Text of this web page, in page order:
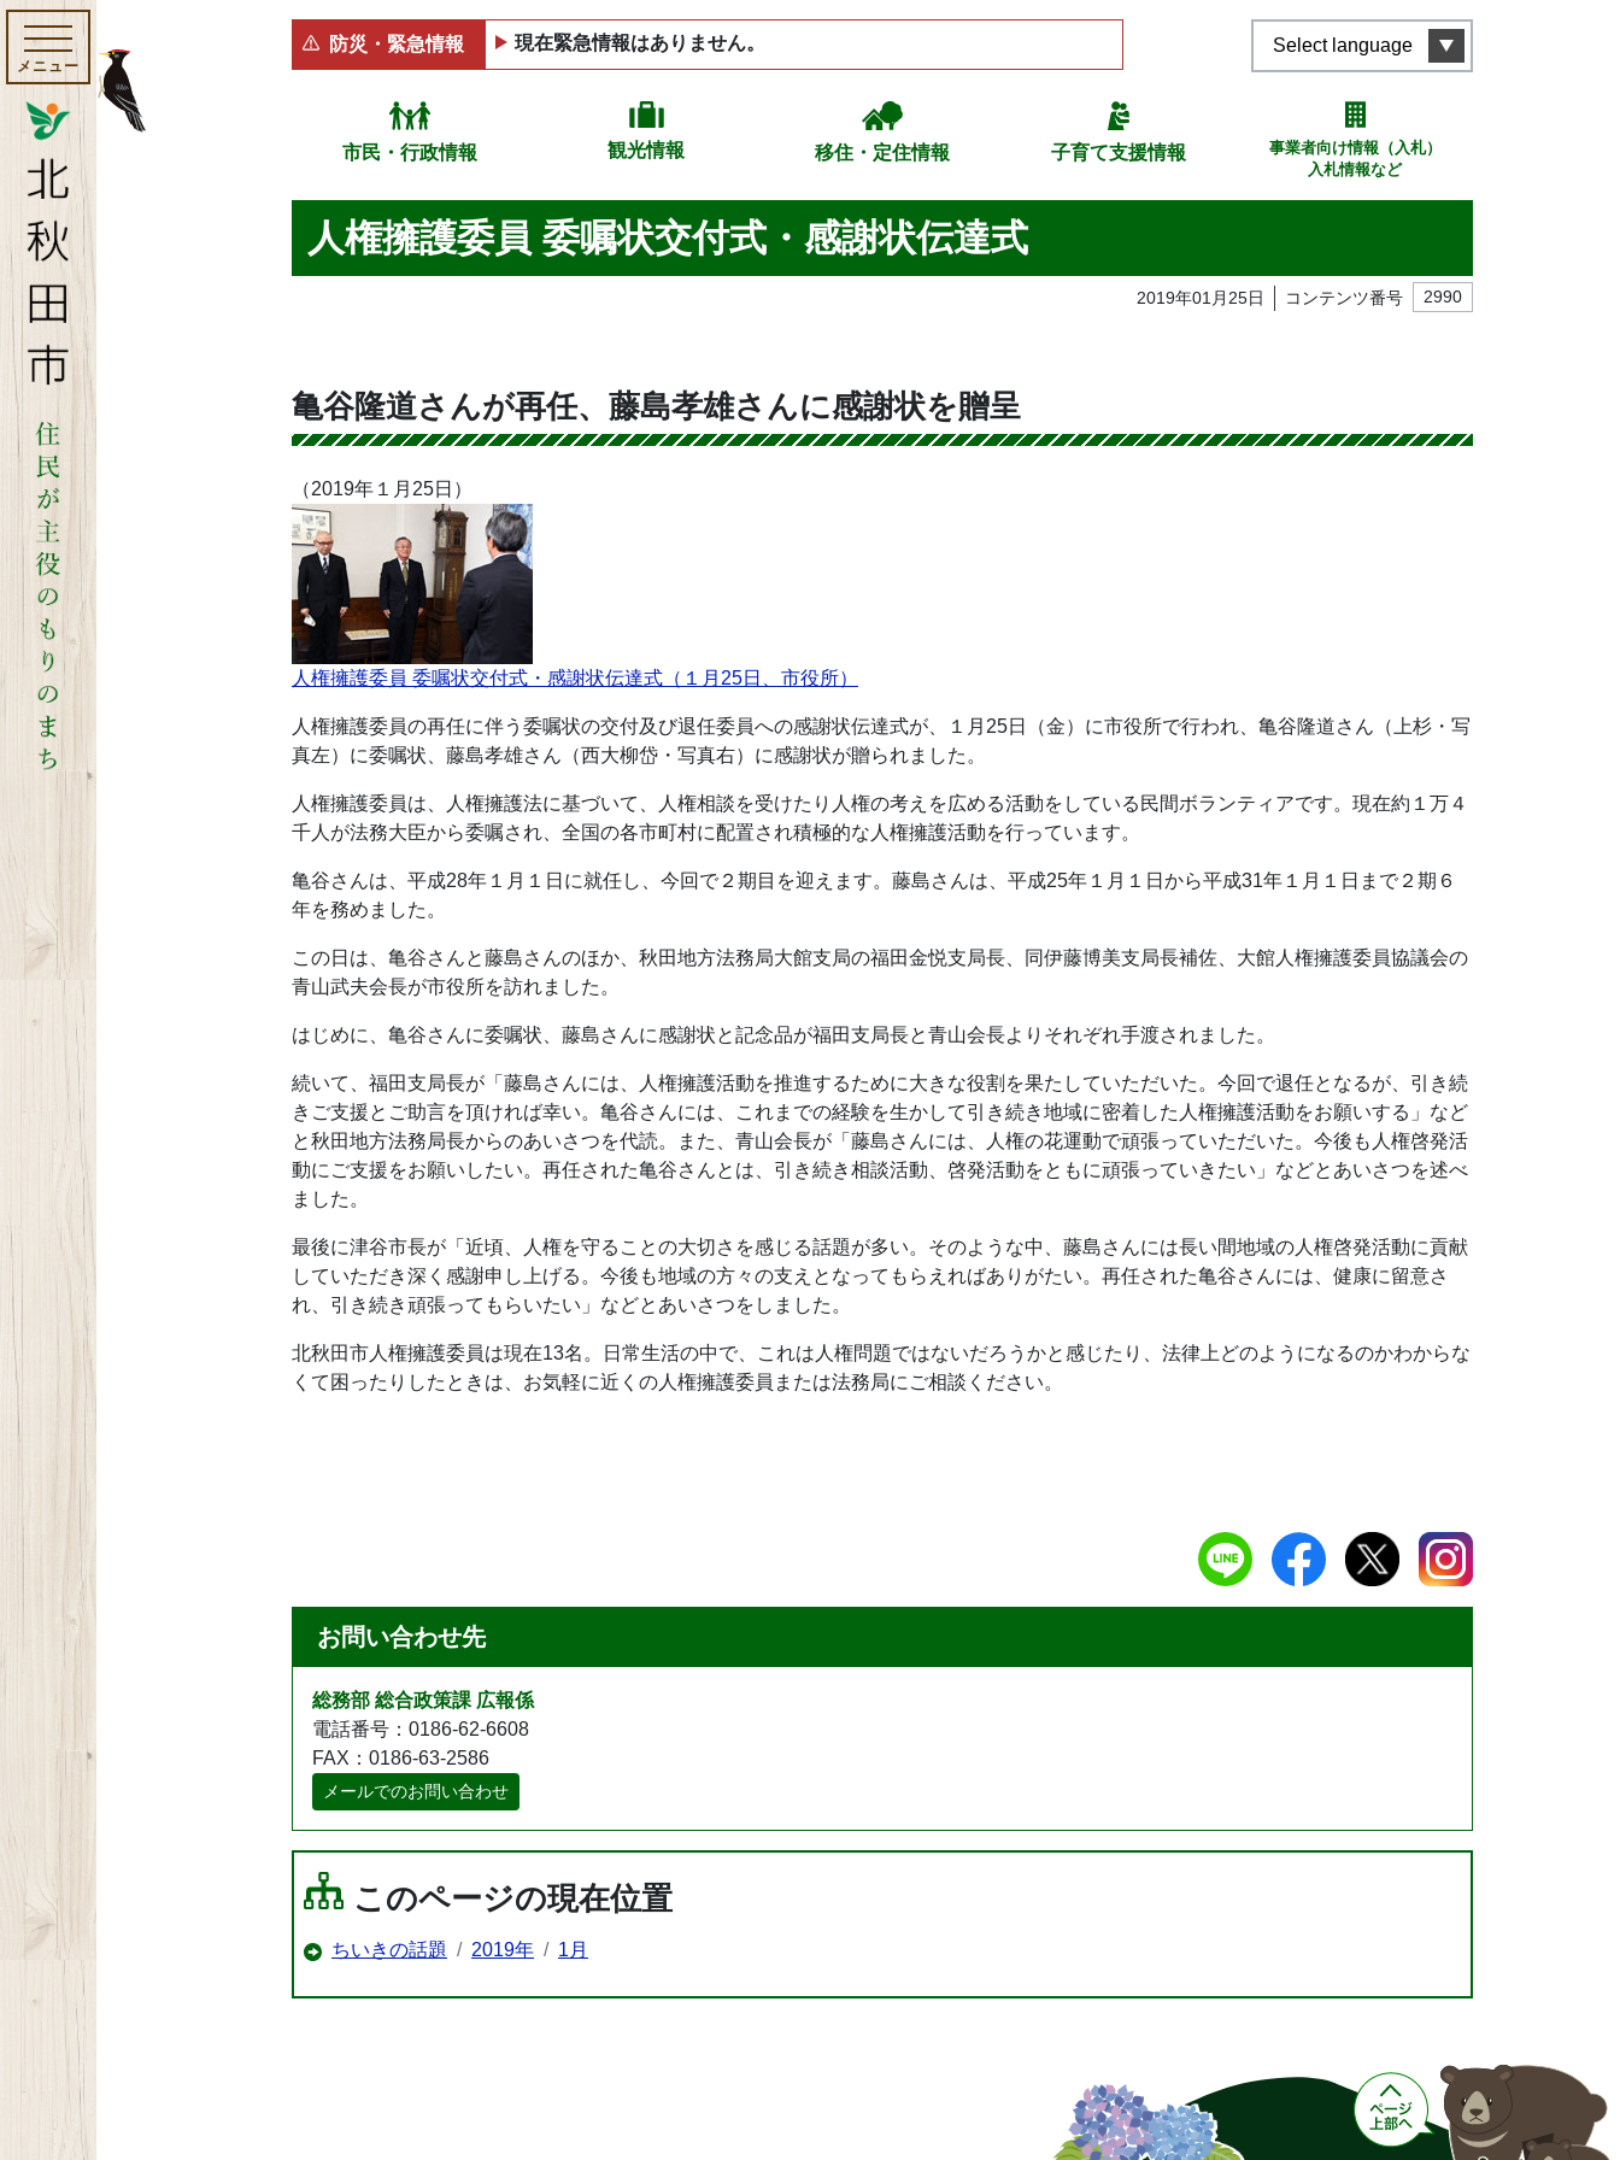
メニュー
防災・緊急情報 現在緊急情報はありません。 Select language
市民・行政情報 観光情報 移住・定住情報 子育て支援情報
事業者向け情報（入札）
入札情報など
人権擁護委員 委嘱状交付式・感謝状伝達式
2019年01月25日 コンテンツ番号 2990
亀谷隆道さんが再任、藤島孝雄さんに感謝状を贈呈
（2019年１月25日）
人権擁護委員 委嘱状交付式・感謝状伝達式（１月25日、市役所）
人権擁護委員の再任に伴う委嘱状の交付及び退任委員への感謝状伝達式が、１月25日（金）に市役所で行われ、亀谷隆道さん（上杉・写
真左）に委嘱状、藤島孝雄さん（西大柳岱・写真右）に感謝状が贈られました。
人権擁護委員は、人権擁護法に基づいて、人権相談を受けたり人権の考えを広める活動をしている民間ボランティアです。現在約１万４
千人が法務大臣から委嘱され、全国の各市町村に配置され積極的な人権擁護活動を行っています。
亀谷さんは、平成28年１月１日に就任し、今回で２期目を迎えます。藤島さんは、平成25年１月１日から平成31年１月１日まで２期６
年を務めました。
この日は、亀谷さんと藤島さんのほか、秋田地方法務局大館支局の福田金悦支局長、同伊藤博美支局長補佐、大館人権擁護委員協議会の
青山武夫会長が市役所を訪れました。
はじめに、亀谷さんに委嘱状、藤島さんに感謝状と記念品が福田支局長と青山会長よりそれぞれ手渡されました。
続いて、福田支局長が「藤島さんには、人権擁護活動を推進するために大きな役割を果たしていただいた。今回で退任となるが、引き続
きご支援とご助言を頂ければ幸い。亀谷さんには、これまでの経験を生かして引き続き地域に密着した人権擁護活動をお願いする」など
と秋田地方法務局長からのあいさつを代読。また、青山会長が「藤島さんには、人権の花運動で頑張っていただいた。今後も人権啓発活
動にご支援をお願いしたい。再任された亀谷さんとは、引き続き相談活動、啓発活動をともに頑張っていきたい」などとあいさつを述べ
ました。
最後に津谷市長が「近頃、人権を守ることの大切さを感じる話題が多い。そのような中、藤島さんには長い間地域の人権啓発活動に貢献
していただき深く感謝申し上げる。今後も地域の方々の支えとなってもらえればありがたい。再任された亀谷さんには、健康に留意さ
れ、引き続き頑張ってもらいたい」などとあいさつをしました。
北秋田市人権擁護委員は現在13名。日常生活の中で、これは人権問題ではないだろうかと感じたり、法律上どのようになるのかわからな
くて困ったりしたときは、お気軽に近くの人権擁護委員または法務局にご相談ください。
お問い合わせ先
総務部 総合政策課 広報係
電話番号：0186-62-6608
FAX：0186-63-2586
メールでのお問い合わせ
このページの現在位置
ちいきの話題 2019年 1月